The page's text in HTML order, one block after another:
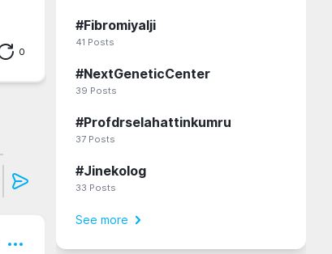
0
#Fibromiyalji
41 Posts
#NextGeneticCenter
39 Posts
#Profdrselahattinkumru
37 Posts
#Jinekolog
33 Posts
See more